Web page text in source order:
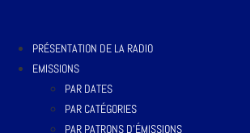
PRÉSENTATION DE LA RADIO
EMISSIONS
PAR DATES
PAR CATÉGORIES
PAR PATRONS D’ÉMISSIONS